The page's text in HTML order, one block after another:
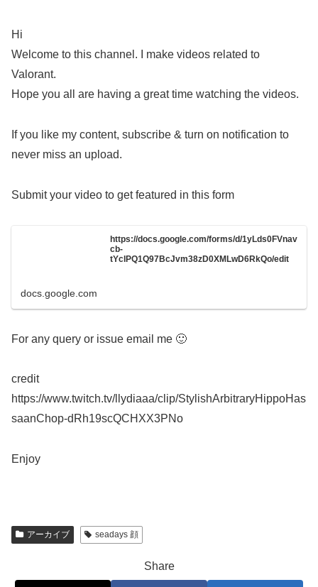
Hi
Welcome to this channel. I make videos related to
Valorant.
Hope you all are having a great time watching the videos.
If you like my content, subscribe & turn on notification to
never miss an upload.
Submit your video to get featured in this form
https://docs.google.com/forms/d/1yLds0FVnav
cb-
tYclPQ1Q97BcJvm38zD0XMLwD6RkQo/edit
docs.google.com
For any query or issue email me 🙂
credit
https://www.twitch.tv/llydiaaa/clip/StylishArbitraryHippoHas
saanChop-dRh19scQCHXX3PNo
Enjoy
アーカイブ seadays 顔
Share